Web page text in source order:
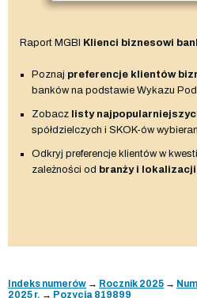
Raport MGBI Klienci biznesowi
Poznaj preferencje klientów
banków na podstawie Wykazu
Zobacz listy
spółdzielczych i SKOK-ów
Odkryj preferencje klientów w
zależności od branży i
Indeks numerów → Rocznik 2025 →
2025 r. → Pozycja 819899